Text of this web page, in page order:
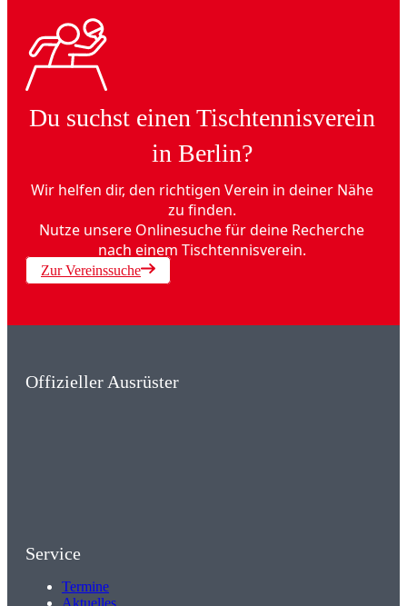
Du suchst einen Tischtennisverein
in Berlin?
Wir helfen dir, den richtigen Verein in deiner Nähe
zu finden.
Nutze unsere Onlinesuche für deine Recherche
nach einem Tischtennisverein.
Zur Vereinssuche
Offizieller Ausrüster
Service
Termine